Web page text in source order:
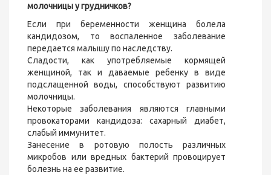
молочницы у грудничков?
Если при беременности женщина болела
кандидозом, то воспаленное заболевание
передается малышу по наследству.
Сладости, как употребляемые кормящей
женщиной, так и даваемые ребенку в виде
подслащенной воды, способствуют развитию
молочницы.
Некоторые заболевания являются главными
провокаторами кандидоза: сахарный диабет,
слабый иммунитет.
Занесение в ротовую полость различных
микробов или вредных бактерий провоцирует
болезнь на ее развитие.